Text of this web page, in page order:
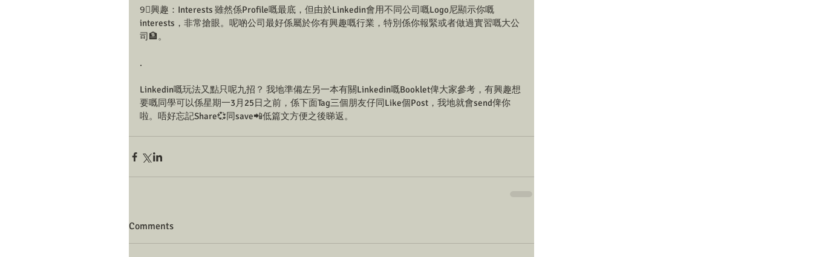
9⃣興趣：Interests 雖然係Profile嘅最底，但由於Linkedin會用不同公司嘅Logo尼顯示你嘅
interests，非常搶眼。呢啲公司最好係屬於你有興趣嘅行業，特別係你報緊或者做過實習嘅大公
司🏦。
.
Linkedin嘅玩法又點只呢九招？ 我地準備左另一本有關Linkedin嘅Booklet俾大家參考，有興趣想
要嘅同學可以係星期一3月25日之前，係下面Tag三個朋友仔同Like個Post，我地就會send俾你
啦。唔好忘記Share💞同save📲低篇文方便之後睇返。
Comments